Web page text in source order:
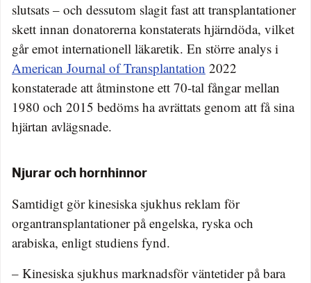
slutsats – och dessutom slagit fast att transplantationer
skett innan donatorerna konstaterats hjärndöda, vilket
går emot internationell läkaretik. En större analys i
American Journal of Transplantation 2022
konstaterade att åtminstone ett 70-tal fångar mellan
1980 och 2015 bedöms ha avrättats genom att få sina
hjärtan avlägsnade.
Njurar och hornhinnor
Samtidigt gör kinesiska sjukhus reklam för
organtransplantationer på engelska, ryska och
arabiska, enligt studiens fynd.
– Kinesiska sjukhus marknadsför väntetider på bara